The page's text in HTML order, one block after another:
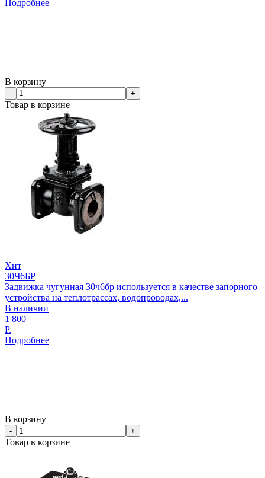
Подробнее
В корзину
- +
Товар в корзине
Хит
30Ч6БР
Задвижка чугунная 30ч6бр используется в качестве запорного
устройства на теплотрассах, водопроводах,...
В наличии
1 800
Р.
Подробнее
В корзину
- +
Товар в корзине